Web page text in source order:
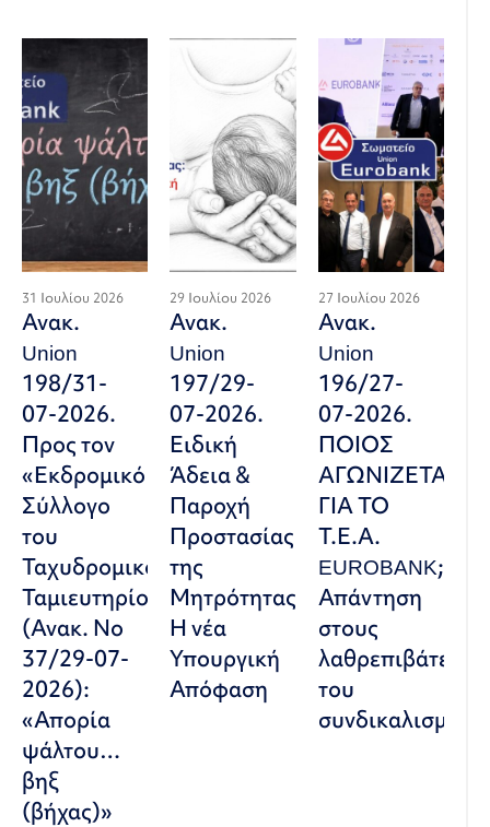
31 Ιουλίου 2026
Ανακ.
Union
198/31-
07-2026.
Προς τον
«Εκδρομικό
Σύλλογο
του
Ταχυδρομικού
Ταμιευτηρίου»
(Ανακ. Νο
37/29-07-
2026):
«Απορία
ψάλτου…
βηξ
(βήχας)»
29 Ιουλίου 2026
Ανακ.
Union
197/29-
07-2026.
Ειδική
Άδεια &
Παροχή
Προστασίας
της
Μητρότητας:
Η νέα
Υπουργική
Απόφαση
27 Ιουλίου 2026
Ανακ.
Union
196/27-
07-2026.
ΠΟΙΟΣ
ΑΓΩΝΙΖΕΤΑΙ
ΓΙΑ ΤΟ
Τ.Ε.Α.
EUROBANK;
Απάντηση
στους
λαθρεπιβάτες
του
συνδικαλισμού